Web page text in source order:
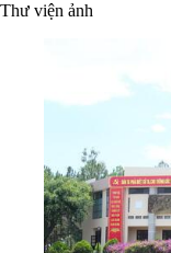
Thư viện ảnh